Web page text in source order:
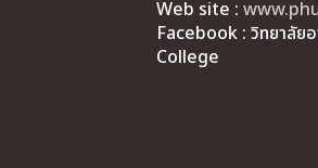
Web site :
Facebook : วิทยาลัย
College